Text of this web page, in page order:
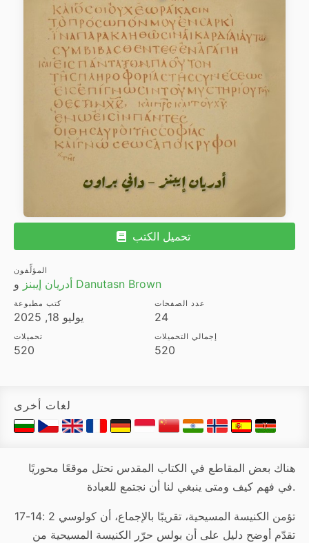
تحميل الكتب
المؤلِّفون
أدريان إيبنز Danutasn Brown
كتب مطبوعة
يوليو 18, 2025
عدد الصفحات
24
تحميلات
520
إجمالي التحميلات
520
لغات أخرى
هناك بعض المقاطع في الكتاب المقدس تحتل موقعًا محوريًا
في فهم كيف ومتى ينبغي لنا أن نجتمع للعبادة.
تؤمن الكنيسة المسيحية، تقريبًا بالإجماع، أن كولوسي 2 :14-17
تقدّم أوضح دليل على أن بولس حرّر الكنيسة المسيحية من